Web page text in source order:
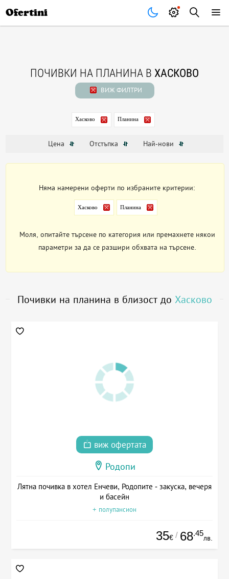
Ofertini
ПОЧИВКИ НА ПЛАНИНА В ХАСКОВО
ВИЖ ФИЛТРИ
Хасково Планина
Цена Отстъпка Най-нови
Няма намерени оферти по избраните критерии:
Хасково Планина
Моля, опитайте търсене по категория или премахнете някои
параметри за да се разшири обхвата на търсене.
Почивки на планина в близост до Хасково
виж офертата
Родопи
Лятна почивка в хотел Енчеви, Родопите - закуска, вечеря
и басейн
+ полупансион
35€ / 68.45
лв.